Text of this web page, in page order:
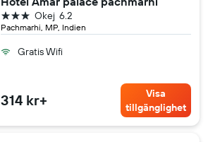
Pachmarhi, MP, Indien
6.2
Okej
3 stjärnor
Gratis Wifi
314 kr+
Visa
tillgänglighet